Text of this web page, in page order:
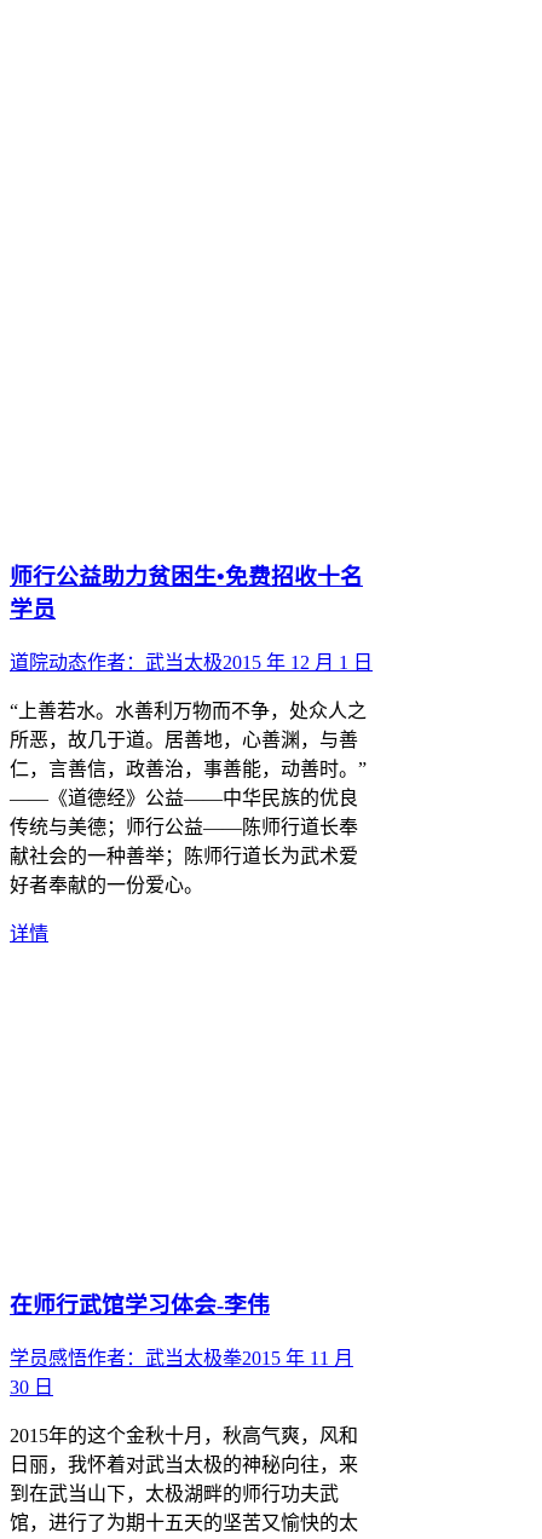
师行公益助力贫困生•免费招收十名
学员
道院动态作者： 武当太极2015 年 12 月 1 日
“上善若水。水善利万物而不争，处众人之
所恶，故几于道。居善地，心善渊，与善
仁，言善信，政善治，事善能，动善时。”
——《道德经》公益——中华民族的优良
传统与美德；师行公益——陈师行道长奉
献社会的一种善举；陈师行道长为武术爱
好者奉献的一份爱心。
详情
在师行武馆学习体会-李伟
学员感悟作者： 武当太极拳2015 年 11 月
30 日
2015年的这个金秋十月，秋高气爽，风和
日丽，我怀着对武当太极的神秘向往，来
到在武当山下，太极湖畔的师行功夫武
馆，进行了为期十五天的坚苦又愉快的太